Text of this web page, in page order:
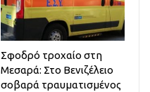
Σφοδρό τροχαίο στη
Μεσαρά: Στο Βενιζέλειο
σοβαρά τραυματισμένος